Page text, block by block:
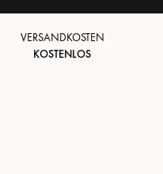
VERSANDKOSTEN
KOSTENLOS